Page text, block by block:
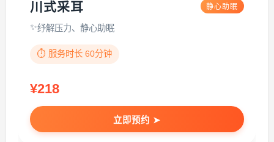
川式采耳 静心助眠
纾解压力、静心助眠
⏱️ 服务时长 60分钟
¥218
立即预约 ➤